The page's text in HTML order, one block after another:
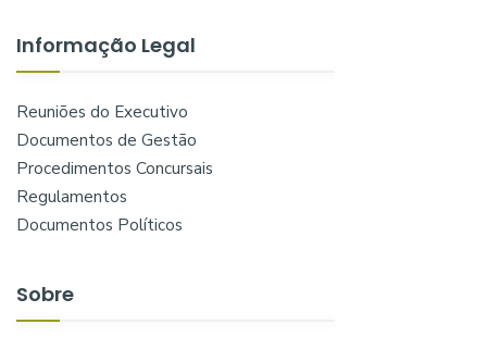
Informação Legal
Reuniões do Executivo
Documentos de Gestão
Procedimentos Concursais
Regulamentos
Documentos Políticos
Sobre